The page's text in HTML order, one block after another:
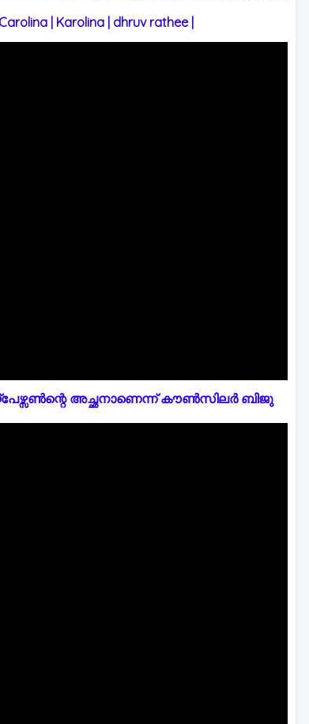
| Karolina | dhruv rathee |
അച്ഛനാണെന്ന് കൗൺസിലർ ബിജു